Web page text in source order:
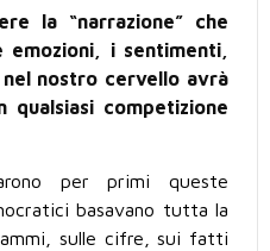
la “narrazione” che
i sentimenti,
nostro cervello avrà
qualsiasi competizione
per primi queste
basavano tutta la
sulle cifre, sui fatti